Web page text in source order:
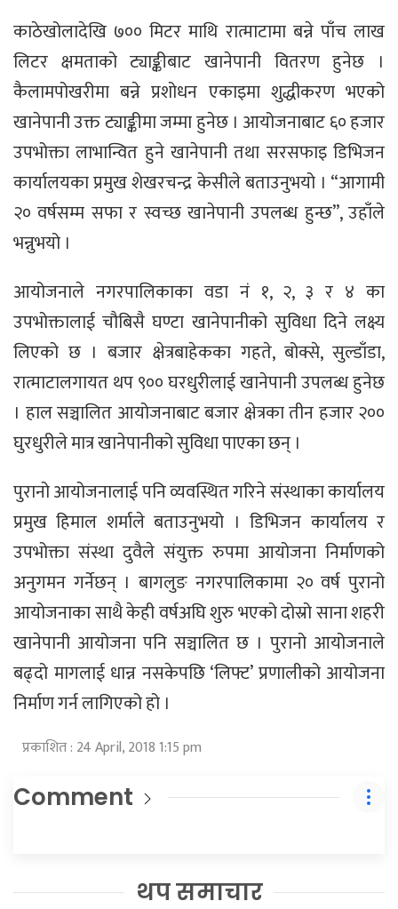
काठेखोलादेखि ७०० मिटर माथि रात्माटामा बन्ने पाँच लाख
लिटर क्षमताको ट्याङ्कीबाट खानेपानी वितरण हुनेछ ।
कैलामपोखरीमा बन्ने प्रशोधन एकाइमा शुद्धीकरण भएको
खानेपानी उक्त ट्याङ्कीमा जम्मा हुनेछ । आयोजनाबाट ६० हजार
उपभोक्ता लाभान्वित हुने खानेपानी तथा सरसफाइ डिभिजन
कार्यालयका प्रमुख शेखरचन्द्र केसीले बताउनुभयो । “आगामी
२० वर्षसम्म सफा र स्वच्छ खानेपानी उपलब्ध हुन्छ”, उहाँले
भन्नुभयो ।
आयोजनाले नगरपालिकाका वडा नं १, २, ३ र ४ का
उपभोक्तालाई चौबिसै घण्टा खानेपानीको सुविधा दिने लक्ष्य
लिएको छ । बजार क्षेत्रबाहेकका गहते, बोक्से, सुल्डाँडा,
रात्माटालगायत थप ९०० घरधुरीलाई खानेपानी उपलब्ध हुनेछ
। हाल सञ्चालित आयोजनाबाट बजार क्षेत्रका तीन हजार २००
घुरधुरीले मात्र खानेपानीको सुविधा पाएका छन् ।
पुरानो आयोजनालाई पनि व्यवस्थित गरिने संस्थाका कार्यालय
प्रमुख हिमाल शर्माले बताउनुभयो । डिभिजन कार्यालय र
उपभोक्ता संस्था दुवैले संयुक्त रुपमा आयोजना निर्माणको
अनुगमन गर्नेछन् । बागलुङ नगरपालिकामा २० वर्ष पुरानो
आयोजनाका साथै केही वर्षअघि शुरु भएको दोस्रो साना शहरी
खानेपानी आयोजना पनि सञ्चालित छ । पुरानो आयोजनाले
बढ्दो मागलाई धान्न नसकेपछि ‘लिफ्ट’ प्रणालीको आयोजना
निर्माण गर्न लागिएको हो ।
प्रकाशित : 24 April, 2018 1:15 pm
Comment
थप समाचार